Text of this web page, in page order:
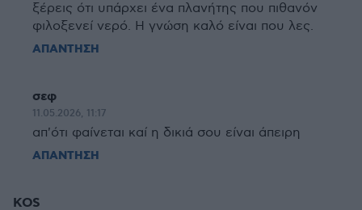
ξέρεις ότι υπάρχει ένα πλανήτης που πιθανόν
φιλοξενεί νερό. H γνώση καλό είναι που λες.
ΑΠΑΝΤΗΣΗ
σεφ
11.05.2026, 11:17
απ'ότι φαίνεται καί η δικιά σου είναι άπειρη
ΑΠΑΝΤΗΣΗ
KOS